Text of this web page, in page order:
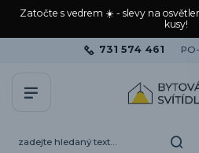
Zatočte s vedrem ☀️ - slevy na
kusy!
731 574 461